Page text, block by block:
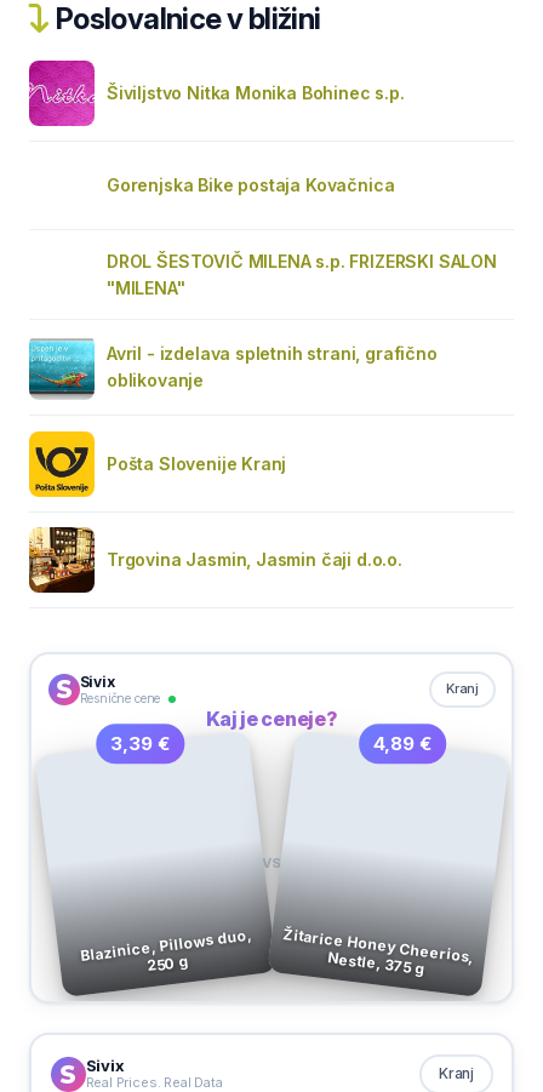
Poslovalnice v bližini
Šiviljstvo Nitka Monika Bohinec s.p.
Gorenjska Bike postaja Kovačnica
DROL ŠESTOVIČ MILENA s.p. FRIZERSKI SALON
"MILENA"
Avril - izdelava spletnih strani, grafično
oblikovanje
Pošta Slovenije Kranj
Trgovina Jasmin, Jasmin čaji d.o.o.
Sivix
Resnične cene
Kranj
Kaj je ceneje?
3,39 €
Blazinice, Pillows duo,
250 g
VS
4,89 €
Žitarice Honey Cheerios, Nestle, 375 g
Sivix
Real Prices. Real Data Kranj